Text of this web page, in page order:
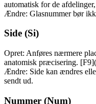
automatisk for de
Ændre: Glasnummer bør
Side (Si)
Opret: Anføres nærmere
anatomisk præcisering.
Ændre: Side kan ændres
sendt ud.
Nummer (Num)